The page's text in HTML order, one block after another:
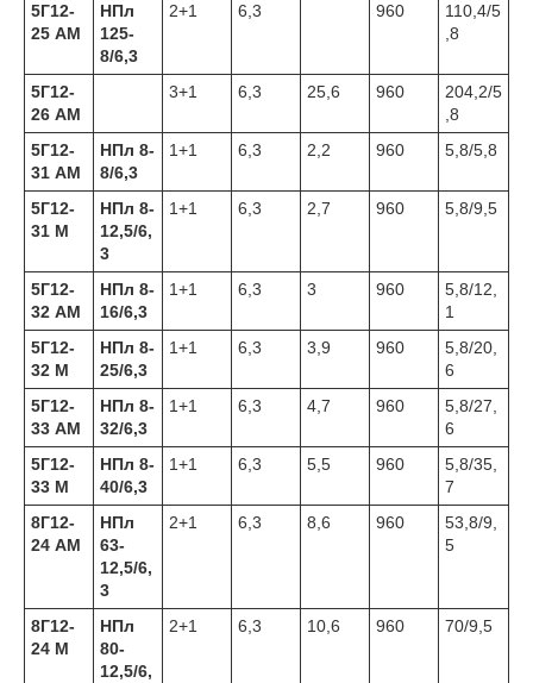
5Г12-
25 АМ
НПл
125-
8/6,3
2+1 6,3 960
110,4/5
,8
5Г12-
26 АМ
3+1 6,3 25,6 960
204,2/5
,8
5Г12-
31 АМ
НПл 8-
8/6,3
1+1 6,3 2,2 960 5,8/5,8
5Г12-
31 М
НПл 8-
12,5/6,
3
1+1 6,3 2,7 960 5,8/9,5
5Г12-
32 АМ
НПл 8-
16/6,3
1+1 6,3 3 960
5,8/12,
1
5Г12-
32 М
НПл 8-
25/6,3
1+1 6,3 3,9 960
5,8/20,
6
5Г12-
33 АМ
НПл 8-
32/6,3
1+1 6,3 4,7 960
5,8/27,
6
5Г12-
33 М
НПл 8-
40/6,3
1+1 6,3 5,5 960
5,8/35,
7
8Г12-
24 АМ
НПл
63-
12,5/6,
3
2+1 6,3 8,6 960
53,8/9,
5
8Г12-
24 М
НПл
80-
12,5/6,
2+1 6,3 10,6 960 70/9,5